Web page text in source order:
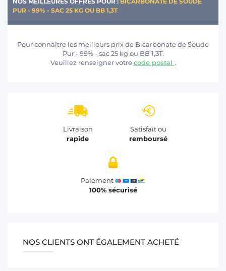
PUR - 99% - SAC 25 KG OU BB 1,3T
Pour connaître les meilleurs prix de Bicarbonate de Soude
Pur - 99% - sac 25 kg ou BB 1,3T.
Veuillez renseigner votrecode postal .
Livraison
rapide
Satisfait ou
remboursé
Paiement
100% sécurisé
NOS CLIENTS ONT ÉGALEMENT ACHETÉ